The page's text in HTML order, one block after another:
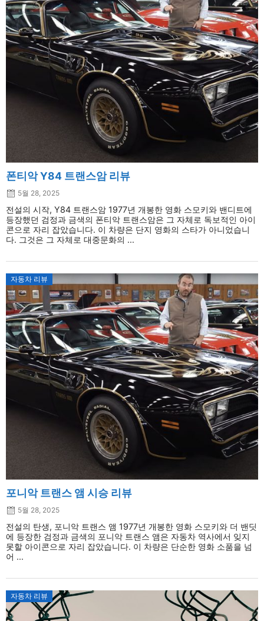
폰티악 Y84 트랜스암 리뷰
5월 28, 2025
전설의 시작, Y84 트랜스암 1977년 개봉한 영화 스모키와 밴디트에
등장했던 검정과 금색의 폰티악 트랜스암은 그 자체로 독보적인 아이
콘으로 자리 잡았습니다. 이 차량은 단지 영화의 스타가 아니었습니
다. 그것은 그 자체로 대중문화의 ...
자동차 리뷰
포니악 트랜스 앰 시승 리뷰
5월 28, 2025
전설의 탄생, 포니악 트랜스 앰 1977년 개봉한 영화 스모키와 더 밴딧
에 등장한 검정과 금색의 포니악 트랜스 앰은 자동차 역사에서 잊지
못할 아이콘으로 자리 잡았습니다. 이 차량은 단순한 영화 소품을 넘
어 ...
자동차 리뷰